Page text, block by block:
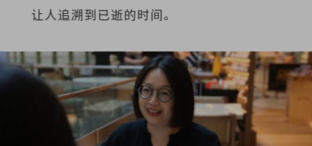
让人追溯到已逝的时间。